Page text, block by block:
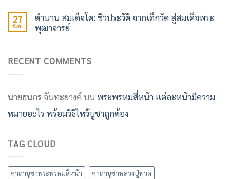
27
ธ.ค.
ตำนาน สมเด็จโต: ชีวประวัติ จากเด็กวัด สู่สมเด็จพระ
พุฒาจารย์
RECENT COMMENTS
นายธนกร จันทะยางค์ บน พระพรหมสี่หน้า แต่ละหน้ามีความ
หมายอะไร พร้อมวิธีไหว้บูชาถูกต้อง
TAG CLOUD
คาถาบูชาพระพรหมสี่หน้า
คาถาบูชาหลวงปู่ทวด